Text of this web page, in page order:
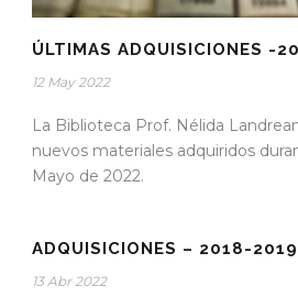
ÚLTIMAS ADQUISICIONES -
12 May 2022
La Biblioteca Prof. Nélida
nuevos materiales adquiridos
Mayo de 2022.
ADQUISICIONES – 2018-2019
13 Abr 2022